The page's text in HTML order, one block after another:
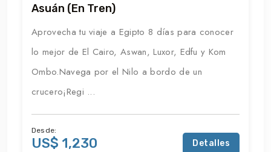
Asuán (en Tren)
Aprovecha tu viaje a Egipto 8 días para conocer
lo mejor de El Cairo, Aswan, Luxor, Edfu y Kom
Ombo.Navega por el Nilo a bordo de un
crucero¡Regi ...
Desde:
US$ 1,230 Detalles